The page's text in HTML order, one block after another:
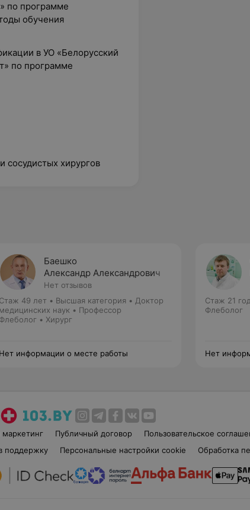
по программе
обучения
в УО «Белорусский
по программе
сосудистых хирургов
Баешко
Александр Александрович
Нет отзывов
Стаж 49 лет • Высшая категория • Доктор
медицинских наук • Профессор
Флеболог • Хирург
Нет информации о месте работы
Стаж 21 год
Флеболог
Нет
Публичный договор Пользовательское
поддержку Персональные настройки cookie Обработка